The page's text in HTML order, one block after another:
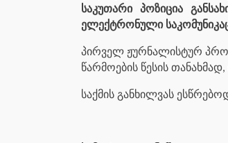
საკუთარი პოზიცია
ელექტრონული
პირველ ჟურნალისტურ
წარმოების წესის
საქმის განხილვას